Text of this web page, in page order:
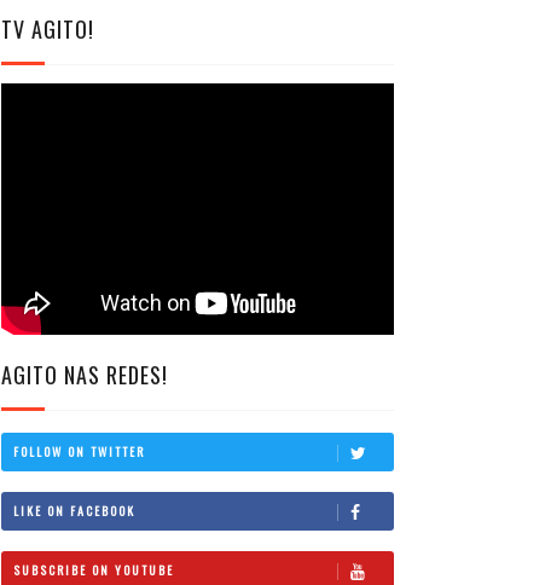
TV AGITO!
AGITO NAS REDES!
FOLLOW ON TWITTER
LIKE ON FACEBOOK
SUBSCRIBE ON YOUTUBE